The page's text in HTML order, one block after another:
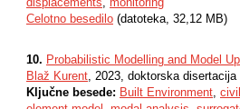
Celotno besedilo (datoteka, 32,12 MB)
10. Probabilistic Modelling and Model
Blaž Kurent, 2023, doktorska disertacija
Ključne besede: Built Environment,